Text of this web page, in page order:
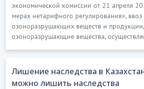
экономической комиссии от 21 апреля
мерах нетарифного регулирования»,
озоноразрушающих веществ и
озоноразрушающие вещества,
Лишение наследства в
можно лишить наследства